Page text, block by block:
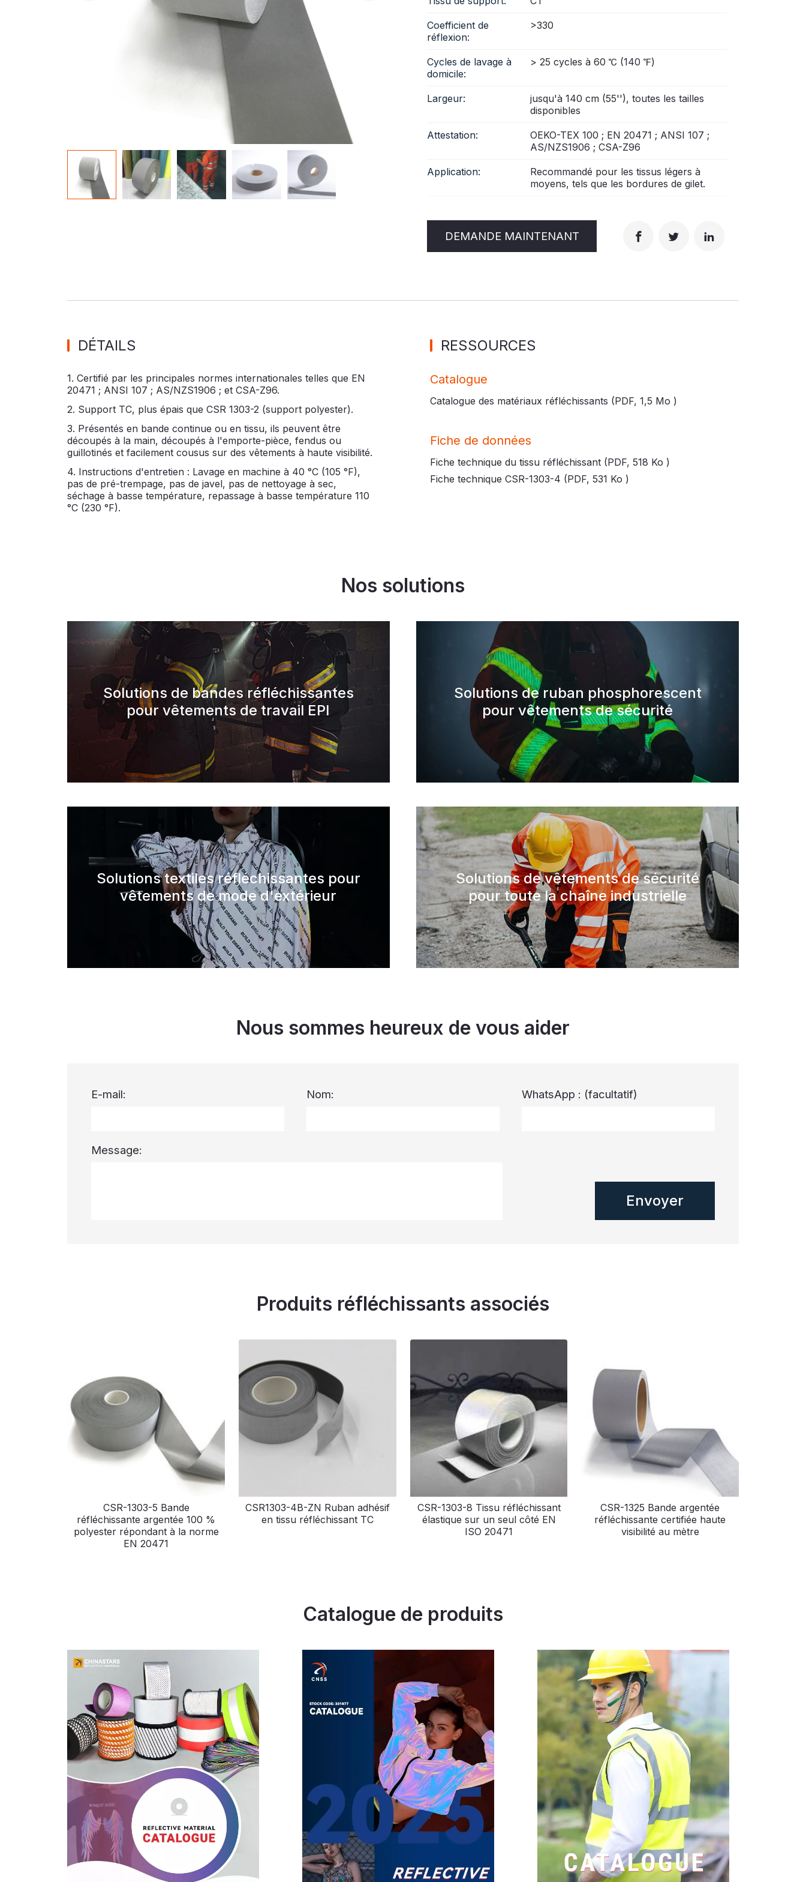
Coefficient de
réflexion:
>330
Cycles de lavage à
domicile:
> 25 cycles à 60 ℃ (140 ℉)
Largeur:
jusqu'à 140 cm (55''), toutes les tailles
disponibles
Attestation:
OEKO-TEX 100 ; EN 20471 ; ANSI 107 ;
AS/NZS1906 ; CSA-Z96
Application:
Recommandé pour les tissus légers à
moyens, tels que les bordures de gilet.
DEMANDE MAINTENANT
DÉTAILS
1. Certifié par les principales normes internationales telles que EN
20471 ; ANSI 107 ; AS/NZS1906 ; et CSA-Z96.
2. Support TC, plus épais que CSR 1303-2 (support polyester).
3. Présentés en bande continue ou en tissu, ils peuvent être
découpés à la main, découpés à l'emporte-pièce, fendus ou
guillotinés et facilement cousus sur des vêtements à haute visibilité.
4. Instructions d'entretien : Lavage en machine à 40 °C (105 °F),
pas de pré-trempage, pas de javel, pas de nettoyage à sec,
séchage à basse température, repassage à basse température 110
°C (230 °F).
RESSOURCES
Catalogue
Catalogue des matériaux réfléchissants (PDF, 1,5 Mo )
Fiche de données
Fiche technique du tissu réfléchissant (PDF, 518 Ko )
Fiche technique CSR-1303-4 (PDF, 531 Ko )
Nos solutions
Solutions de bandes réfléchissantes
pour vêtements de travail EPI
Solutions de ruban phosphorescent
pour vêtements de sécurité
Solutions textiles réfléchissantes pour
vêtements de mode d'extérieur
Solutions de vêtements de sécurité
pour toute la chaîne industrielle
Nous sommes heureux de vous aider
E-mail: Nom: WhatsApp : (facultatif)
Message:
Produits réfléchissants associés
CSR-1303-5 Bande
réfléchissante argentée 100 %
polyester répondant à la norme
EN 20471
CSR1303-4B-ZN Ruban adhésif
en tissu réfléchissant TC
CSR-1303-8 Tissu réfléchissant
élastique sur un seul côté EN
ISO 20471
CSR-1325 Bande argentée
réfléchissante certifiée haute
visibilité au mètre
Catalogue de produits